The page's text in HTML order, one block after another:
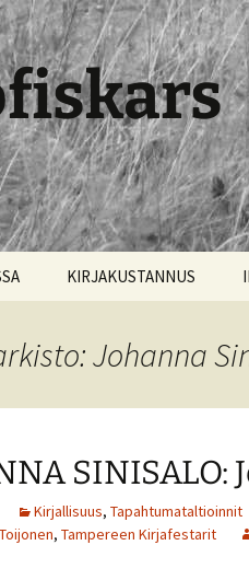
KIRJAKUSTANNUS
Johanna
SINISALO:
Kirjallisuus, Tapahtumataltioinnit
, Tampereen Kirjafestarit